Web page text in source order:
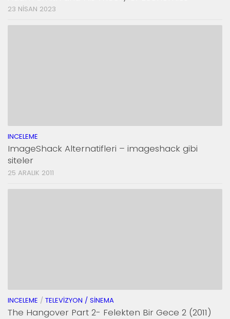
23 NISAN 2023
INCELEME
ImageShack Alternatifleri – imageshack gibi
siteler
25 ARALIK 2011
INCELEME / TELEVIZYON / SINEMA
The Hangover Part 2- Felekten Bir Gece 2 (2011)